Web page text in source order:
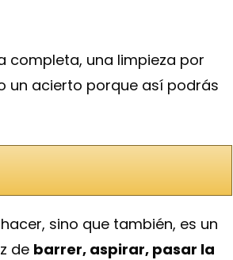
completa, una limpieza por
un acierto porque así podrás
sino que también, es un
de barrer, aspirar, pasar la